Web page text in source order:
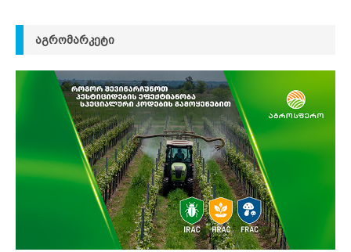
ᲐᲒᲠᲝᲛᲐᲠᲙᲔᲢᲘ